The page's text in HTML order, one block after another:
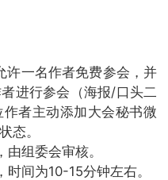
许一名作者免费参会，并
进行参会（海报/口头二
者主动添加大会秘书微
态。
组委会审核。
时间为10-15分钟左右。